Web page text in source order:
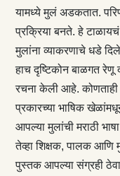
यामध्ये मुलं अडकतात.
प्रक्रिया बनते. हे
मुलांना व्याकरणाचे धडे
हाच दृष्टिकोन बाळगत रेणू
रचना केली आहे. कोणताही
प्रकारच्या भाषिक
आपल्या मुलांची मराठी
तेव्हा शिक्षक, पालक आणि
पुस्तक आपल्या संग्रही